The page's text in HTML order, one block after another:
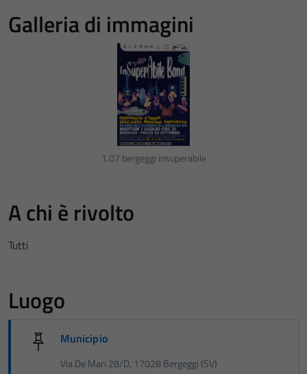
Galleria di immagini
1.07 bergeggi insuperabile
A chi è rivolto
Tutti
Luogo
Municipio
Via De Mari 28/D, 17028 Bergeggi (SV)